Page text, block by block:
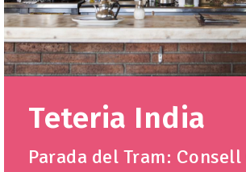
Teteria India
Parada del Tram: